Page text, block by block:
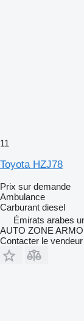
11
Toyota HZJ78
Prix sur demande
Ambulance
Carburant diesel
Émirats arabes
AUTO ZONE
Contacter le vendeur